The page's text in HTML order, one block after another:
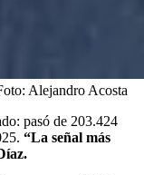
Alejandro Acosta
pasó de 203.424
“La señal más